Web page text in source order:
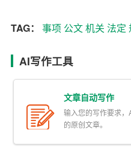
5. 公告：适用于向国内外宣
6. 通告：适用于在一定范围
项。
7. 意见：适用于对重要问题
8. 通知：适用于发布、传
周知或者执行的事项，批转
TAG： 事项 公文机关 法定
AI写作工具
文章自动写作
输入您的写作要求
的原创文章。